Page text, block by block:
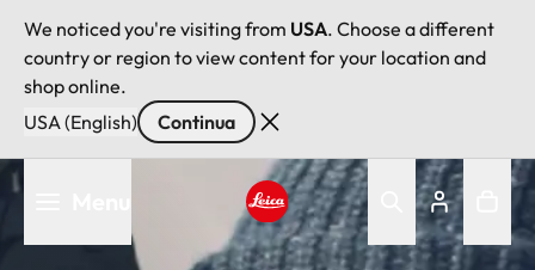
We noticed you're visiting from USA. Choose a different
country or region to view content for your location and
shop online.
USA (English)
Continua
Salta
Leica logo - Home